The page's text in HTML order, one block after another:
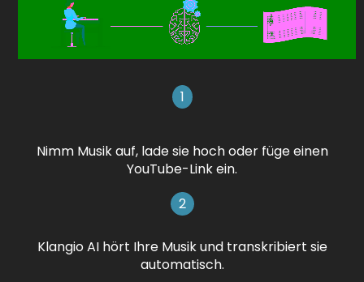
1
Nimm Musik auf, lade sie hoch oder füge einen
YouTube-Link ein.
2
Klangio AI hört Ihre Musik und transkribiert sie
automatisch.